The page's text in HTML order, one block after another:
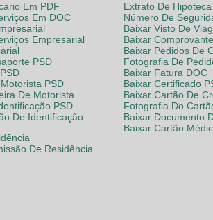
Em PDF
Em DOC
Empresarial
PSD
PSD
De Motorista
PSD
De Identificação
De Residência
Extrato De
Número De
Baixar Visto De
Baixar
Baixar Pedidos De
Fotografia De
Baixar Fatura DOC
Baixar Certificado
Baixar Cartão De
Fotografia Do
Baixar Documento
Baixar Cartão